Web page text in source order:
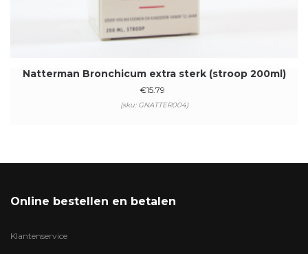
Natterman Bronchicum extra sterk (stroop 200ml)
€15.79
(sku: GNATTER004)
Online bestellen en betalen
Klantenservice